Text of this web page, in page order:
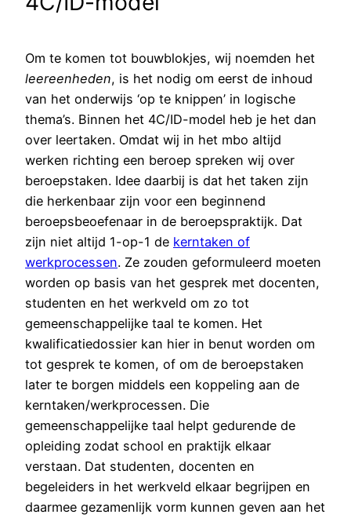
Om te komen tot bouwblokjes, wij noemden het
leereenheden, is het nodig om eerst de inhoud
van het onderwijs ‘op te knippen’ in logische
thema’s. Binnen het 4C/ID-model heb je het dan
over leertaken. Omdat wij in het mbo altijd
werken richting een beroep spreken wij over
beroepstaken. Idee daarbij is dat het taken zijn
die herkenbaar zijn voor een beginnend
beroepsbeoefenaar in de beroepspraktijk. Dat
zijn niet altijd 1-op-1 de kerntaken of
werkprocessen. Ze zouden geformuleerd moeten
worden op basis van het gesprek met docenten,
studenten en het werkveld om zo tot
gemeenschappelijke taal te komen. Het
kwalificatiedossier kan hier in benut worden om
tot gesprek te komen, of om de beroepstaken
later te borgen middels een koppeling aan de
kerntaken/werkprocessen. Die
gemeenschappelijke taal helpt gedurende de
opleiding zodat school en praktijk elkaar
verstaan. Dat studenten, docenten en
begeleiders in het werkveld elkaar begrijpen en
daarmee gezamenlijk vorm kunnen geven aan het